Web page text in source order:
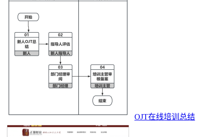
OJT在线培训总结